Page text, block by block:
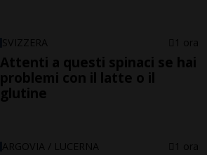
SVIZZERA 1 ora
Attenti a questi spinaci se hai
problemi con il latte o il
glutine
ARGOVIA / LUCERNA 1 ora